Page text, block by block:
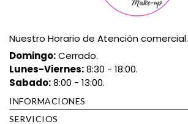
Nuestro Horario de Atención comercial.
Domingo:Cerrado.
Lunes-Viernes:8:30 - 18:00.
Sabado:8:00 - 13:00.
INFORMACIONES
SERVICIOS